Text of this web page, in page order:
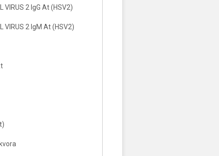
VIRUS 2 IgG At (HSV2)
VIRUS 2 IgM At (HSV2)